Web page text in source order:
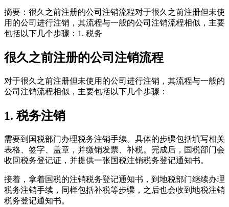
摘要：很久之前注册的公司注销流程对于很久之前注册但未使
用的公司进行注销，其流程与一般的公司注销流程相似，主要
包括以下几个步骤：1. 税务
很久之前注册的公司注销流程
对于很久之前注册但未使用的公司进行注销，其流程与一般的
公司注销流程相似，主要包括以下几个步骤：
1. 税务注销
需要到国税部门办理税务注销手续。具体的步骤包括填写相关
表格、签字、盖章，并缴销发票、补税。完成后，国税部门会
收回税务登记证，并提供一张国税注销税务登记通知书。
接着，拿着国税的注销税务登记通知书，到地税部门继续办理
税务注销手续，同样包括补税等步骤，之后也会收到地税注销
税务登记通知书。